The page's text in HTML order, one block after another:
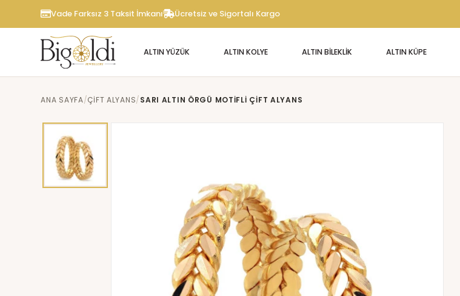
Vade Farksız 3 Taksit İmkanı Ücretsiz ve Sigortalı Kargo
ALTIN YÜZÜK ALTIN KOLYE ALTIN BİLEKLİK ALTIN KÜPE
ANA SAYFA ÇIFT ALYANS SARI ALTIN ÖRGÜ MOTIFLI ÇIFT ALYANS